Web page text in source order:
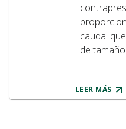
caudal
de
LEER MÁS